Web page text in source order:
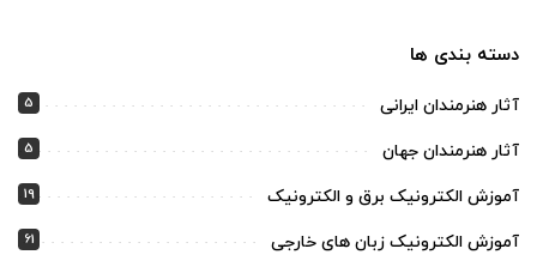
دسته بندی ها
آثار هنرمندان ایرانی 5
آثار هنرمندان جهان 5
آموزش الکترونیک برق و الکترونیک 19
آموزش الکترونیک زبان های خارجی 61